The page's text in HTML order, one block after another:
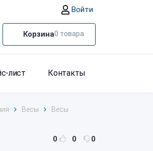
Войти
Корзина0 товара
лист Контакты
Весы Весы
0 0 0